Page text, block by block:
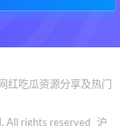
吃瓜资源分享及热门
All rights reserved 沪